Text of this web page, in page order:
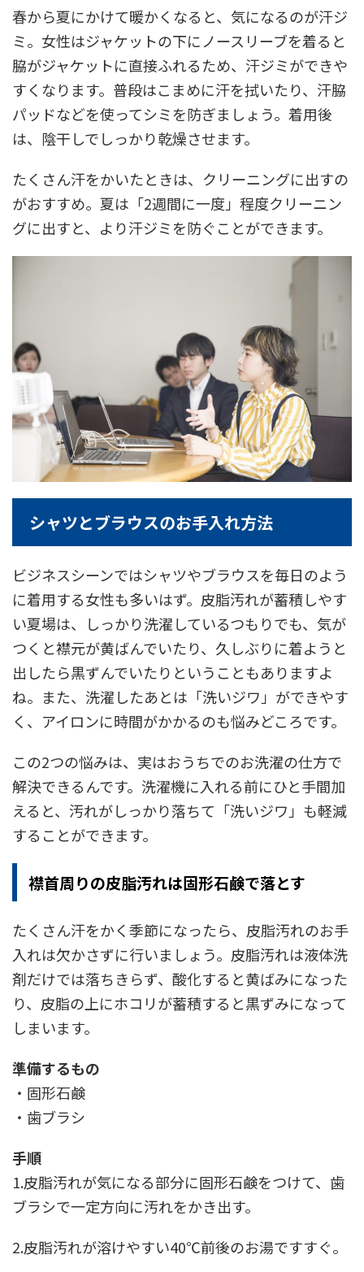
春から夏にかけて暖かくなると、気になるのが汗ジ
ミ。女性はジャケットの下にノースリーブを着ると
脇がジャケットに直接ふれるため、汗ジミができや
すくなります。普段はこまめに汗を拭いたり、汗脇
パッドなどを使ってシミを防ぎましょう。着用後
は、陰干しでしっかり乾燥させます。
たくさん汗をかいたときは、クリーニングに出すの
がおすすめ。夏は「2週間に一度」程度クリーニン
グに出すと、より汗ジミを防ぐことができます。
シャツとブラウスのお手入れ方法
ビジネスシーンではシャツやブラウスを毎日のよう
に着用する女性も多いはず。皮脂汚れが蓄積しやす
い夏場は、しっかり洗濯しているつもりでも、気が
つくと襟元が黄ばんでいたり、久しぶりに着ようと
出したら黒ずんでいたりということもありますよ
ね。また、洗濯したあとは「洗いジワ」ができやす
く、アイロンに時間がかかるのも悩みどころです。
この2つの悩みは、実はおうちでのお洗濯の仕方で
解決できるんです。洗濯機に入れる前にひと手間加
えると、汚れがしっかり落ちて「洗いジワ」も軽減
することができます。
襟首周りの皮脂汚れは固形石鹸で落とす
たくさん汗をかく季節になったら、皮脂汚れのお手
入れは欠かさずに行いましょう。皮脂汚れは液体洗
剤だけでは落ちきらず、酸化すると黄ばみになった
り、皮脂の上にホコリが蓄積すると黒ずみになって
しまいます。
準備するもの
・固形石鹸
・歯ブラシ
手順
1.皮脂汚れが気になる部分に固形石鹸をつけて、歯
ブラシで一定方向に汚れをかき出す。
2.皮脂汚れが溶けやすい40℃前後のお湯ですすぐ。